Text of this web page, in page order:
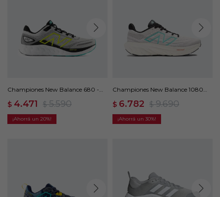
Championes New Balance 680 -
$ 4.471 $ 5.590
20
Championes New Balance 1080
$ 6.782 $ 9.690
30